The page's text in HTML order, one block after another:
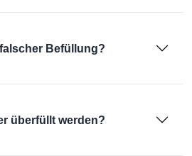
Befüllung?
überfüllt werden?